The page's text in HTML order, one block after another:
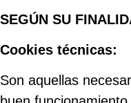
SEGÚN SU
Cookies técnicas:
Son aquellas